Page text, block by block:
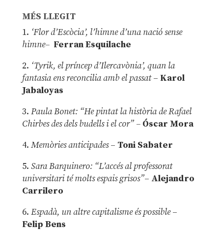
MÉS LLEGIT
1. ‘Flor d’Escòcia’, l’himne d’una nació sense
himne– Ferran Esquilache
2. ‘Tyrik, el príncep d’Ilercavònia’, quan la
fantasia ens reconcilia amb el passat– Karol
Jabaloyas
3. Paula Bonet: “He pintat la història de Rafael
Chirbes des dels budells i el cor” –Óscar Mora
4. Memòries anticipades– Toni Sabater
5. Sara Barquinero: “L’accés al professorat
universitari té molts espais grisos”– Alejandro
Carrilero
6. Espadà, un altre capitalisme és possible –
Felip Bens